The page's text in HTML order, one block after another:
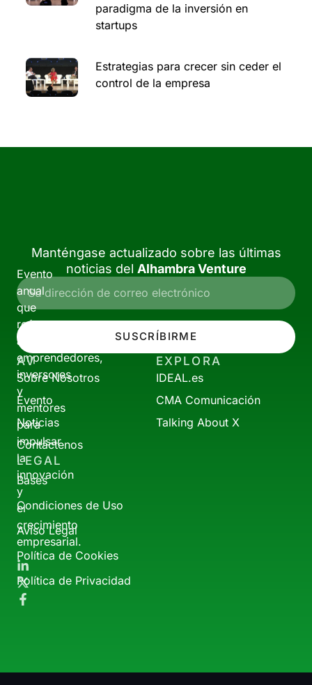
paradigma de la inversión en
startups
Estrategias para crecer sin ceder el
control de la empresa
Evento
anual
que
reúne
a
emprendedores,
inversores
y
mentores
para
impulsar
la
innovación
y
el
crecimiento
empresarial.
Manténgase actualizado sobre las últimas
noticias del Alhambra Venture
SUSCRÍBIRME
AV
Sobre Nosotros
Evento
Noticias
Contáctenos
EXPLORA
IDEAL.es
CMA Comunicación
Talking About X
LEGAL
Bases
Condiciones de Uso
Aviso Legal
Política de Cookies
Política de Privacidad